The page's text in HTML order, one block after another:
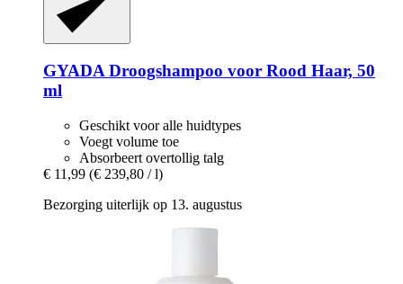
GYADA Droogshampoo voor Rood Haar, 50
ml
Geschikt voor alle huidtypes
Voegt volume toe
Absorbeert overtollig talg
€ 11,99 (€ 239,80 / l)
Bezorging uiterlijk op 13. augustus